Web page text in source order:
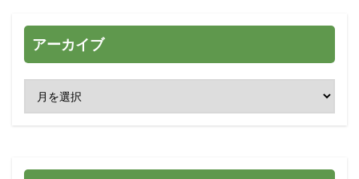
アーカイブ